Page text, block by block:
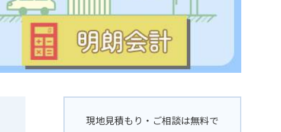
現地見積もり・ご相談は無料で